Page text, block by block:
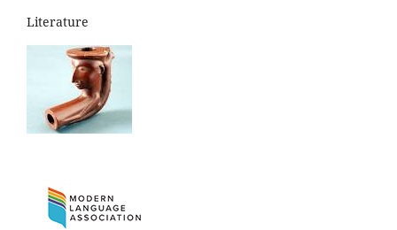
Literature